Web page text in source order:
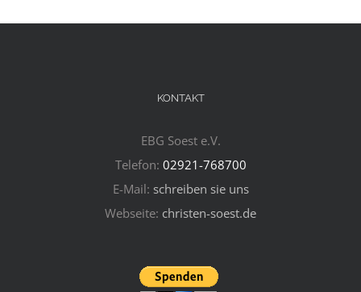
KONTAKT
EBG Soest e.V.
Telefon: 02921-768700
E-Mail: schreiben sie uns
Webseite: christen-soest.de